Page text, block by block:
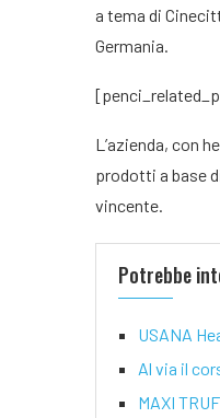
a tema di
Germania.
L’azienda, con
prodotti a base
vincente.
Potrebbe
USANA
Al via il
MAXI